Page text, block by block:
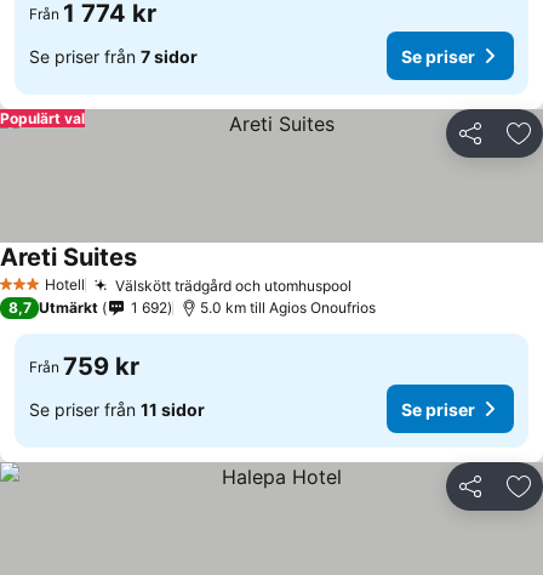
Från 1 774 kr
Se priser från 7 sidor Se priser
Dela
Populärt val
3 StjärnorHotell Välskött trädgård och utomhuspool
Areti Suites
8,7 Utmärkt 1 692 5.0 km till Agios Onoufrios
Från 759 kr
Se priser från 11 sidor Se priser
Dela